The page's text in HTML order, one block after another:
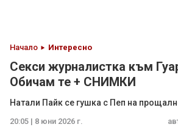
Начало Интересно
Секси журналистка към
Обичам те + СНИМКИ
Натали Пайк се гушка с Пеп на
20:05 | 8 юни 2026 г.